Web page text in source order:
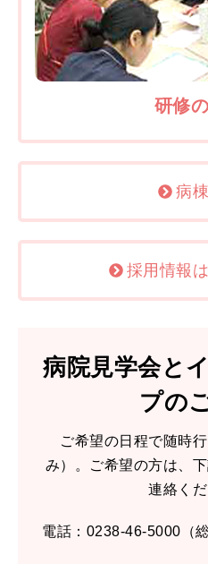
研修
病
採用情報
病院見学会と
プの
ご希望の日程で随時
み）。ご希望の方は、
連絡くだ
電話：0238-46-5000（